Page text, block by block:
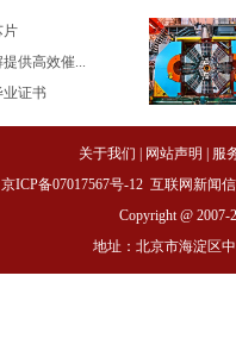
片
供高效催...
业证书
关于我们 网站声明
服
京ICP备07017567号-12 互联网新闻
Copyright @ 2007-
地址：北京市海淀区